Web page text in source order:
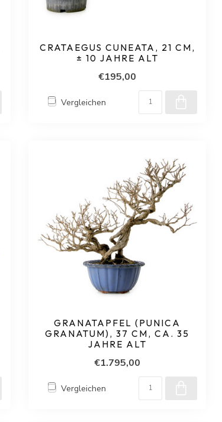
CRATAEGUS CUNEATA, 21 CM,
± 10 JAHRE ALT
€195,00
Vergleichen
GRANATAPFEL (PUNICA
GRANATUM), 37 CM, CA. 35
JAHRE ALT
€1.795,00
Vergleichen